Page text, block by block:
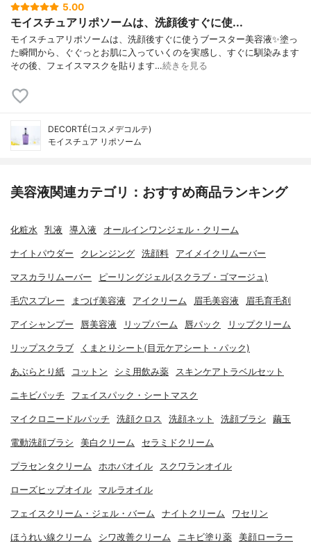
5.00
モイスチュアリポソームは、洗顔後すぐに使...
モイスチュアリポソームは、洗顔後すぐに使うブースター美容液✨塗っ
た瞬間から、ぐぐっとお肌に入っていくのを実感し、すぐに馴染みます
その後、フェイスマスクを貼ります…続きを見る
DECORTÉ(コスメデコルテ)
モイスチュア リポソーム
美容液関連カテゴリ：おすすめ商品ランキング
化粧水 乳液 導入液 オールインワンジェル・クリーム
ナイトパウダー クレンジング 洗顔料 アイメイクリムーバー
マスカラリムーバー ピーリングジェル(スクラブ・ゴマージュ)
毛穴スプレー まつげ美容液 アイクリーム 眉毛美容液 眉毛育毛剤
アイシャンプー 唇美容液 リップバーム 唇パック リップクリーム
リップスクラブ くまとりシート(目元ケアシート・パック)
あぶらとり紙 コットン シミ用飲み薬 スキンケアトラベルセット
ニキビパッチ フェイスパック・シートマスク
マイクロニードルパッチ 洗顔クロス 洗顔ネット 洗顔ブラシ 繭玉
電動洗顔ブラシ 美白クリーム セラミドクリーム
プラセンタクリーム ホホバオイル スクワランオイル
ローズヒップオイル マルラオイル
フェイスクリーム・ジェル・バーム ナイトクリーム ワセリン
ほうれい線クリーム シワ改善クリーム ニキビ塗り薬 美顔ローラー